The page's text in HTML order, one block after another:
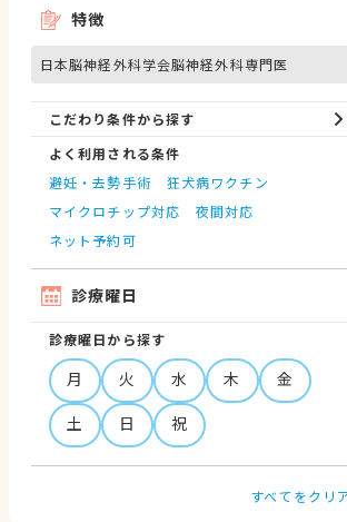
特徴
日本脳神経外科学会脳神経外科専門医
こだわり条件から探す
よく利用される条件
避妊・去勢手術
狂犬病ワクチン
マイクロチップ対応
夜間対応
ネット予約可
診療曜日
診療曜日から探す
月 火 水 木
金
土
日 祝
すべてをクリ